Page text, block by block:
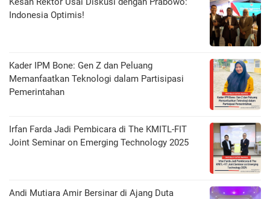
Indonesia Optimis!
Kader IPM Bone: Gen Z dan Peluang
Memanfaatkan Teknologi dalam Partisipasi
Pemerintahan
Irfan Farda Jadi Pembicara di The KMITL-FIT
Joint Seminar on Emerging Technology 2025
Andi Mutiara Amir Bersinar di Ajang Duta